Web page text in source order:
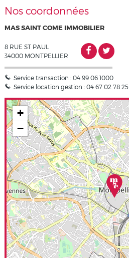
Nos coordonnées
MAS SAINT COME IMMOBILIER
8 RUE ST PAUL
34000 MONTPELLIER
Service transaction : 04 99 06 1000
Service location gestion : 04 67 02 78 25
+
−